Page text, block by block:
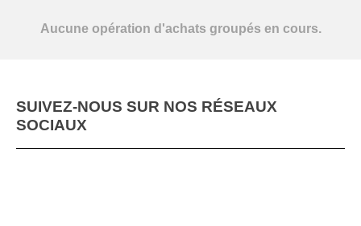
M.A.A.M
Aucune opération d'achats groupés en cours.
SUIVEZ-NOUS SUR NOS RÉSEAUX
SOCIAUX